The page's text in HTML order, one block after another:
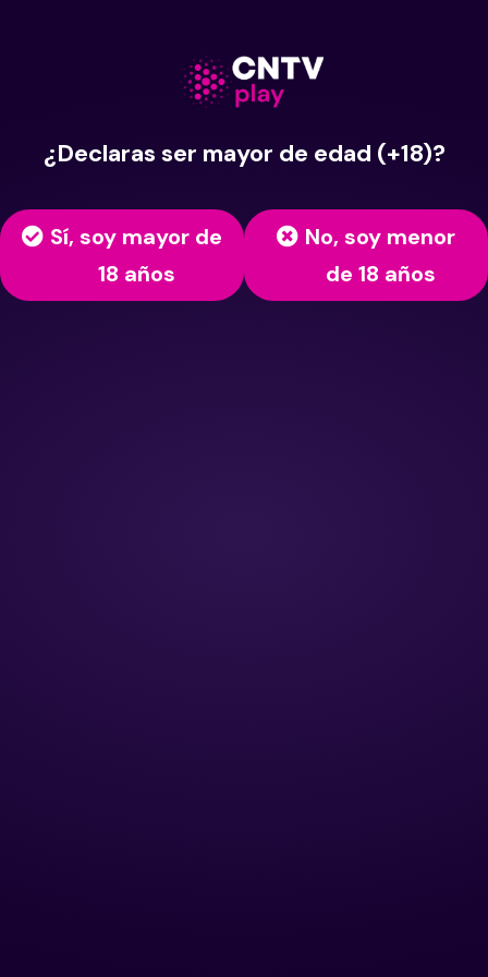
¿Declaras ser mayor de edad (+18)?
Sí, soy mayor de
18 años
No, soy menor
de 18 años